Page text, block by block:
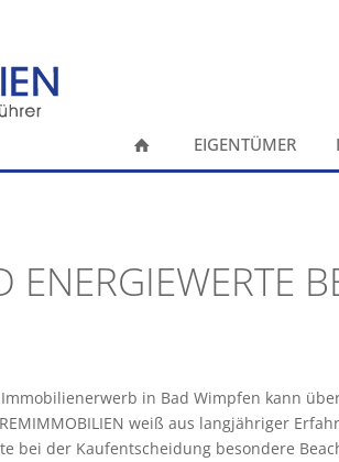
EIGENTÜMER
ENERGIEWERTE
in Bad Wimpfen kann
weiß aus langjähriger
bei der Kaufentscheidung besondere